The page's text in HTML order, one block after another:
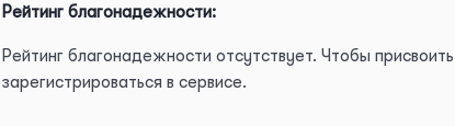
Рейтинг благонадежности:
Рейтинг благонадежности отсутствует. Чтобы
зарегистрироваться в сервисе.